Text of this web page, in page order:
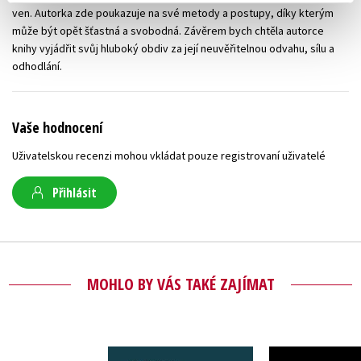
ven. Autorka zde poukazuje na své metody a postupy, díky kterým
může být opět šťastná a svobodná. Závěrem bych chtěla autorce
knihy vyjádřit svůj hluboký obdiv za její neuvěřitelnou odvahu, sílu a
odhodlání.
Vaše hodnocení
Uživatelskou recenzi mohou vkládat pouze registrovaní uživatelé
Přihlásit
MOHLO BY VÁS TAKÉ ZAJÍMAT